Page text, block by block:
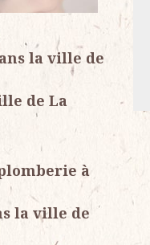
la ville de
de La
à
la ville de